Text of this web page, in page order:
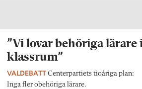
”Vi lovar behöriga lärare
klassrum”
VALDEBATT Centerpartiets tioåriga plan:
Inga fler obehöriga lärare.